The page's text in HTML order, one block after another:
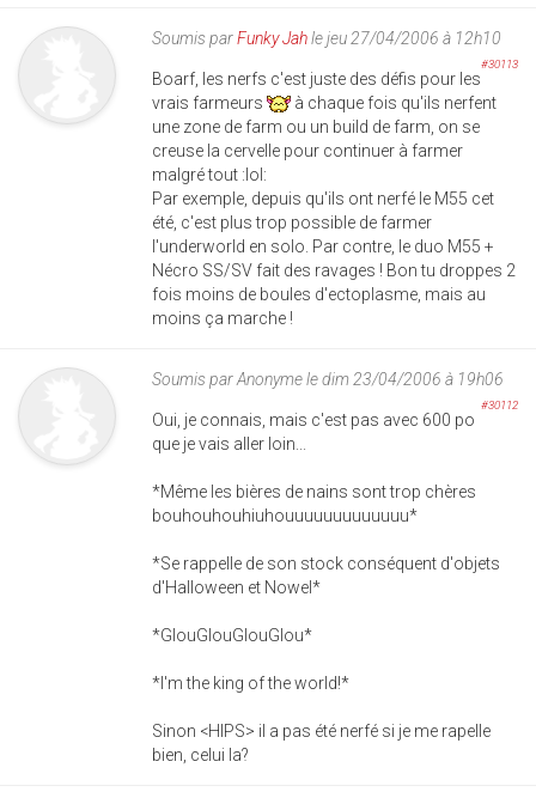
Soumis parFunky Jahle jeu 27/04/2006 à 12h10
#30113
Boarf, les nerfs c'est juste des défis pour les
vrais farmeurs
à chaque fois qu'ils nerfent
une zone de farm ou un build de farm, on se
creuse la cervelle pour continuer à farmer
malgré tout :lol:
Par exemple, depuis qu'ils ont nerfé le M55 cet
été, c'est plus trop possible de farmer
l'underworld en solo. Par contre, le duo M55 +
Nécro SS/SV fait des ravages ! Bon tu droppes 2
fois moins de boules d'ectoplasme, mais au
moins ça marche !
Soumis parAnonymele dim 23/04/2006 à 19h06
#30112
Oui, je connais, mais c'est pas avec 600 po
que je vais aller loin...
*Même les bières de nains sont trop chères
bouhouhouhiuhouuuuuuuuuuuuu*
*Se rappelle de son stock conséquent d'objets
d'Halloween et Nowel*
*GlouGlouGlouGlou*
*I'm the king of the world!*
Sinon <HIPS> il a pas été nerfé si je me rapelle
bien, celui la?